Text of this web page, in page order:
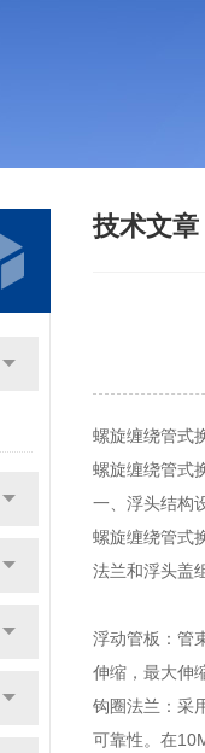
技术文章
螺旋缠绕管式
螺旋缠绕管式
一、浮头结构
螺旋缠绕管式
法兰和浮头盖
浮动管板：管
伸缩，最大伸
钩圈法兰：采
可靠性。在